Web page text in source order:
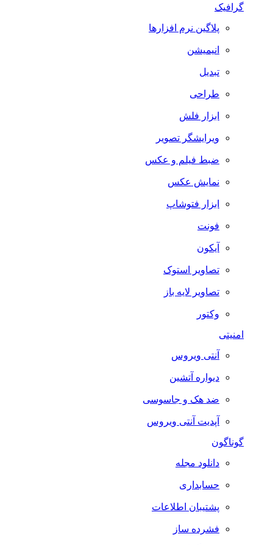
گرافیک
پلاگین نرم افزارها
انیمیشن
تبدیل
طراحی
ابزار فلش
ویرایشگر تصویر
ضبط فيلم و عكس
نمایش عکس
ابزار فتوشاپ
فونت
آیکون
تصاویر استوک
تصاویر لایه باز
وکتور
امنیتی
آنتی ویروس
دیواره آتشین
ضد هک و جاسوسی
آپدیت آنتی ویروس
گوناگون
دانلود مجله
حسابداری
پشتیبان اطلاعات
فشرده ساز